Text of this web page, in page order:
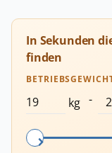
In Sekunden
finden
kg -